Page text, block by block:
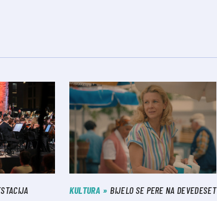
KULTURA BIJELO SE PERE NA DEVEDESET